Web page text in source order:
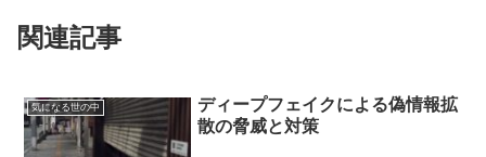
関連記事
気になる世の中
ディープフェイクによる偽情報拡
散の脅威と対策